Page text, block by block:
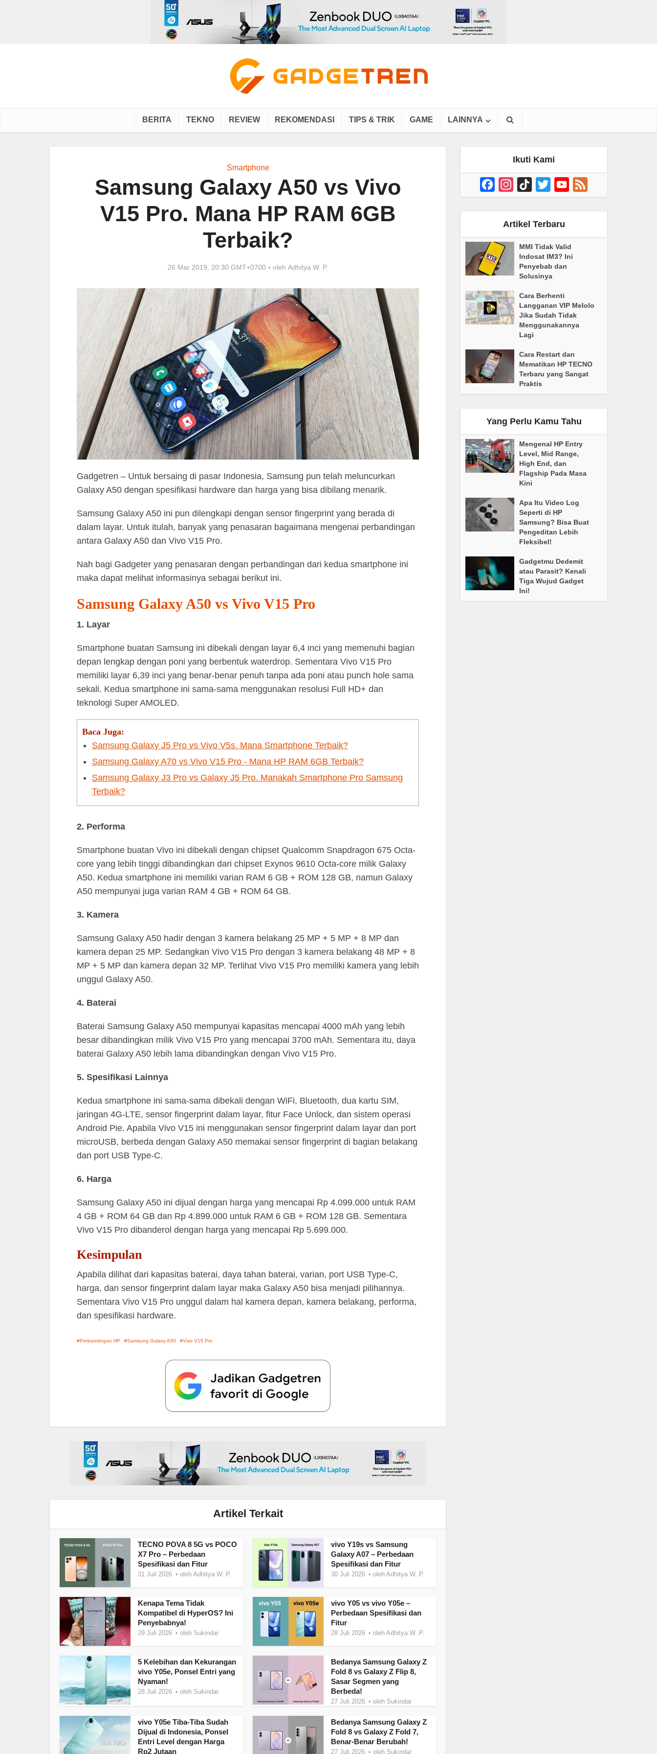
BERITA TEKNO REVIEW REKOMENDASI TIPS & TRIK GAME LAINNYA
Smartphone
Samsung Galaxy A50 vs Vivo
V15 Pro. Mana HP RAM 6GB
Terbaik?
26 Mar 2019, 20:30 GMT+0700 oleh Adhitya W. P.
Gadgetren – Untuk bersaing di pasar Indonesia, Samsung pun telah meluncurkan
Galaxy A50 dengan spesifikasi hardware dan harga yang bisa dibilang menarik.
Samsung Galaxy A50 ini pun dilengkapi dengan sensor fingerprint yang berada di
dalam layar. Untuk itulah, banyak yang penasaran bagaimana mengenai perbandingan
antara Galaxy A50 dan Vivo V15 Pro.
Nah bagi Gadgeter yang penasaran dengan perbandingan dari kedua smartphone ini
maka dapat melihat informasinya sebagai berikut ini.
Samsung Galaxy A50 vs Vivo V15 Pro
1. Layar
Smartphone buatan Samsung ini dibekali dengan layar 6,4 inci yang memenuhi bagian
depan lengkap dengan poni yang berbentuk waterdrop. Sementara Vivo V15 Pro
memiliki layar 6,39 inci yang benar-benar penuh tanpa ada poni atau punch hole sama
sekali. Kedua smartphone ini sama-sama menggunakan resolusi Full HD+ dan
teknologi Super AMOLED.
Baca Juga:
Samsung Galaxy J5 Pro vs Vivo V5s. Mana Smartphone Terbaik?
Samsung Galaxy A70 vs Vivo V15 Pro - Mana HP RAM 6GB Terbaik?
Samsung Galaxy J3 Pro vs Galaxy J5 Pro. Manakah Smartphone Pro Samsung
Terbaik?
2. Performa
Smartphone buatan Vivo ini dibekali dengan chipset Qualcomm Snapdragon 675 Octa-
core yang lebih tinggi dibandingkan dari chipset Exynos 9610 Octa-core milik Galaxy
A50. Kedua smartphone ini memiliki varian RAM 6 GB + ROM 128 GB, namun Galaxy
A50 mempunyai juga varian RAM 4 GB + ROM 64 GB.
3. Kamera
Samsung Galaxy A50 hadir dengan 3 kamera belakang 25 MP + 5 MP + 8 MP dan
kamera depan 25 MP. Sedangkan Vivo V15 Pro dengan 3 kamera belakang 48 MP + 8
MP + 5 MP dan kamera depan 32 MP. Terlihat Vivo V15 Pro memiliki kamera yang lebih
unggul Galaxy A50.
4. Baterai
Baterai Samsung Galaxy A50 mempunyai kapasitas mencapai 4000 mAh yang lebih
besar dibandingkan milik Vivo V15 Pro yang mencapai 3700 mAh. Sementara itu, daya
baterai Galaxy A50 lebih lama dibandingkan dengan Vivo V15 Pro.
5. Spesifikasi Lainnya
Kedua smartphone ini sama-sama dibekali dengan WiFi, Bluetooth, dua kartu SIM,
jaringan 4G-LTE, sensor fingerprint dalam layar, fitur Face Unlock, dan sistem operasi
Android Pie. Apabila Vivo V15 ini menggunakan sensor fingerprint dalam layar dan port
microUSB, berbeda dengan Galaxy A50 memakai sensor fingerprint di bagian belakang
dan port USB Type-C.
6. Harga
Samsung Galaxy A50 ini dijual dengan harga yang mencapai Rp 4.099.000 untuk RAM
4 GB + ROM 64 GB dan Rp 4.899.000 untuk RAM 6 GB + ROM 128 GB. Sementara
Vivo V15 Pro dibanderol dengan harga yang mencapai Rp 5.699.000.
Kesimpulan
Apabila dilihat dari kapasitas baterai, daya tahan baterai, varian, port USB Type-C,
harga, dan sensor fingerprint dalam layar maka Galaxy A50 bisa menjadi pilihannya.
Sementara Vivo V15 Pro unggul dalam hal kamera depan, kamera belakang, performa,
dan spesifikasi hardware.
Perbandingan HP Samsung Galaxy A50 Vivo V15 Pro
Artikel Terkait
TECNO POVA 8 5G vs POCO
X7 Pro – Perbedaan
Spesifikasi dan Fitur
31 Juli 2026 oleh Adhitya W. P.
vivo Y19s vs Samsung
Galaxy A07 – Perbedaan
Spesifikasi dan Fitur
30 Juli 2026 oleh Adhitya W. P.
Kenapa Tema Tidak
Kompatibel di HyperOS? Ini
Penyebabnya!
29 Juli 2026 oleh Sukindar
vivo Y05 vs vivo Y05e –
Perbedaan Spesifikasi dan
Fitur
28 Juli 2026 oleh Adhitya W. P.
5 Kelebihan dan Kekurangan
vivo Y05e, Ponsel Entri yang
Nyaman!
28 Juli 2026 oleh Sukindar
Bedanya Samsung Galaxy Z
Fold 8 vs Galaxy Z Flip 8,
Sasar Segmen yang
Berbeda!
27 Juli 2026 oleh Sukindar
vivo Y05e Tiba-Tiba Sudah
Dijual di Indonesia, Ponsel
Entri Level dengan Harga
Rp2 Jutaan
Bedanya Samsung Galaxy Z
Fold 8 vs Galaxy Z Fold 7,
Benar-Benar Berubah!
27 Juli 2026 oleh Sukindar
Ikuti Kami
FacebookInstagram
TikTok Twitter YouTube
Channel
Artikel Terbaru
MMI Tidak Valid
Indosat IM3? Ini
Penyebab dan
Solusinya
Cara Berhenti
Langganan VIP Melolo
Jika Sudah Tidak
Menggunakannya
Lagi
Cara Restart dan
Mematikan HP TECNO
Terbaru yang Sangat
Praktis
Yang Perlu Kamu Tahu
Mengenal HP Entry
Level, Mid Range,
High End, dan
Flagship Pada Masa
Kini
Apa Itu Video Log
Seperti di HP
Samsung? Bisa Buat
Pengeditan Lebih
Fleksibel!
Gadgetmu Dedemit
atau Parasit? Kenali
Tiga Wujud Gadget
Ini!